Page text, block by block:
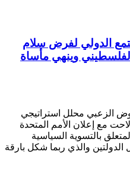
الدولي لفرض سلام
وينهي مأساة
الزعبي محلل استراتيجي
مع إعلان الأمم المتحدة
في 29\7\2025م، المتعلق بالتسوية السياسية
الدولتين والذي ربما شكل بارقة